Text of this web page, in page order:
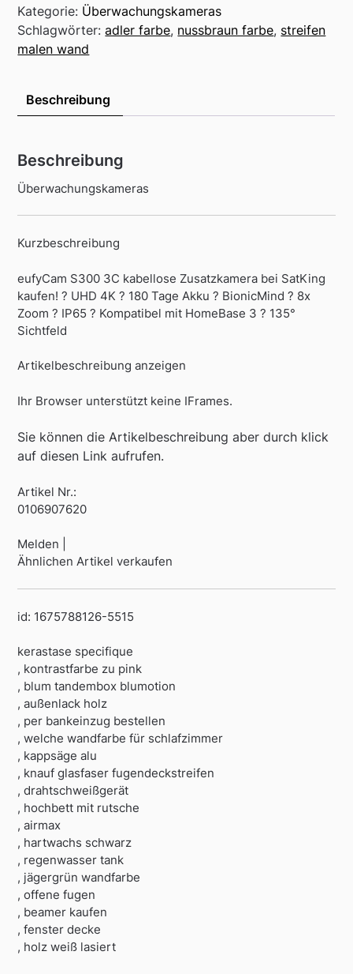
Kategorie: Überwachungskameras
Schlagwörter:adler farbe, nussbraun farbe, streifen
malen wand
Beschreibung
Beschreibung
Überwachungskameras
Kurzbeschreibung
eufyCam S300 3C kabellose Zusatzkamera bei SatKing
kaufen! ? UHD 4K ? 180 Tage Akku ? BionicMind ? 8x
Zoom ? IP65 ? Kompatibel mit HomeBase 3 ? 135°
Sichtfeld
Artikelbeschreibung anzeigen
Ihr Browser unterstützt keine IFrames.
Sie können die Artikelbeschreibung aber durch klick
auf diesen Link aufrufen.
Artikel Nr.:
0106907620
Melden |
Ähnlichen Artikel verkaufen
id: 1675788126-5515
kerastase specifique
, kontrastfarbe zu pink
, blum tandembox blumotion
, außenlack holz
, per bankeinzug bestellen
, welche wandfarbe für schlafzimmer
, kappsäge alu
, knauf glasfaser fugendeckstreifen
, drahtschweißgerät
, hochbett mit rutsche
, airmax
, hartwachs schwarz
, regenwasser tank
, jägergrün wandfarbe
, offene fugen
, beamer kaufen
, fenster decke
, holz weiß lasiert